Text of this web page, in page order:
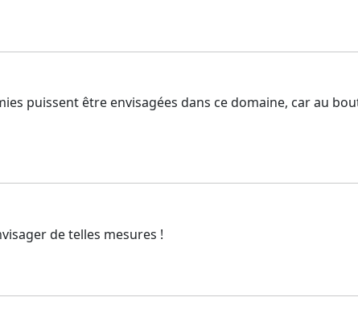
puissent être envisagées dans ce domaine, car au
de telles mesures !